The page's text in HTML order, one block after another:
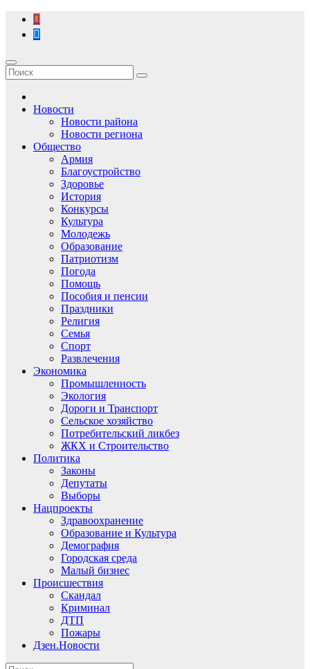
Перейти
содержимому
Новости
Новости района
Новости региона
Общество
Армия
Благоустройство
Здоровье
История
Конкурсы
Культура
Молодежь
Образование
Патриотизм
Погода
Помощь
Пособия и пенсии
Праздники
Религия
Семья
Спорт
Развлечения
Экономика
Промышленность
Экология
Дороги и Транспорт
Сельское хозяйство
Потребительский ликбез
ЖКХ и Строительство
Политика
Законы
Депутаты
Выборы
Нацпроекты
Здравоохранение
Образование и Культура
Демография
Городская среда
Малый бизнес
Происшествия
Скандал
Криминал
ДТП
Пожары
Дзен.Новости